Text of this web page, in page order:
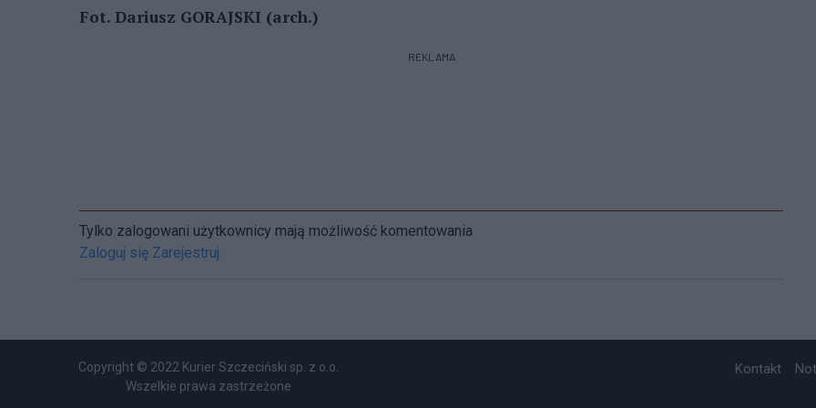
Fot. Dariusz GORAJSKI (arch.)
REKLAMA
Tylko zalogowani użytkownicy mają możliwość komentowania
Zaloguj się Zarejestruj
Copyright © 2022 Kurier Szczeciński sp. z o.o.
Wszelkie prawa zastrzeżone
Kontakt